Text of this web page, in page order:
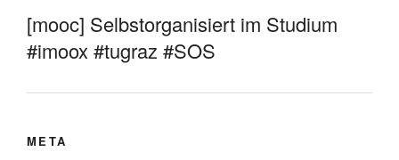
[mooc] Selbstorganisiert im Studium
#imoox #tugraz #SOS
META